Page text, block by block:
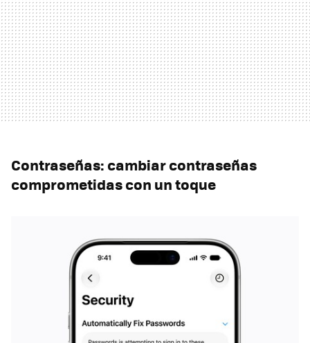
Contraseñas: cambiar contraseñas
comprometidas con un toque